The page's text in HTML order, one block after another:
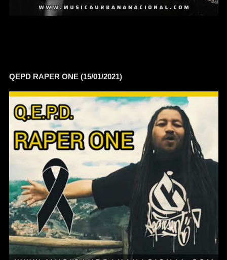
QEPD RAPER ONE (15/01/2021)